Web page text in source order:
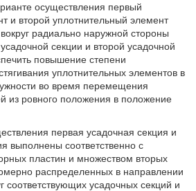
осуществления первый
и второй уплотнительный элемент
радиально наружной стороны
секции и второй усадочной
повышение степени
уплотнительных элементов в
во время перемещения
из ровного положения в положение
первая усадочная секция и
выполнены соответственно с
пластин и множеством вторых
распределенных в направлении
соответствующих усадочных секций и